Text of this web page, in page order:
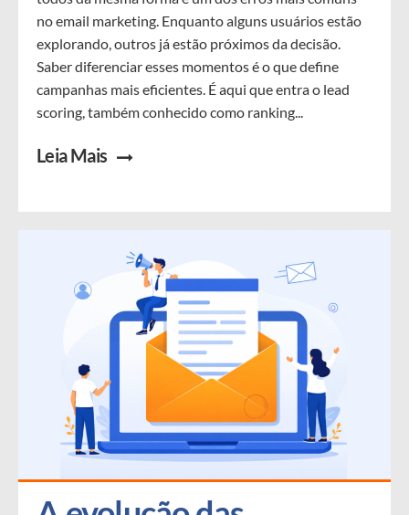
no email marketing. Enquanto alguns usuários estão
explorando, outros já estão próximos da decisão.
Saber diferenciar esses momentos é o que define
campanhas mais eficientes. É aqui que entra o lead
scoring, também conhecido como ranking...
Leia Mais